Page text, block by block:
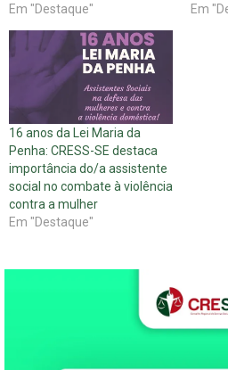
Em "Destaque"
Em
16 anos da Lei Maria da
Penha: CRESS-SE destaca
importância do/a assistente
social no combate à violência
contra a mulher
Em "Destaque"